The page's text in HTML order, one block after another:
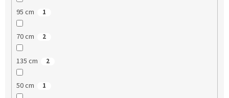
95 cm 1
70 cm 2
135 cm 2
50 cm 1